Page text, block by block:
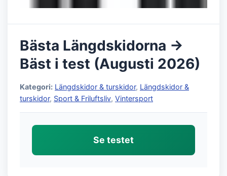
Bästa Längdskidorna →
Bäst i test (Augusti 2026)
Kategori: Längdskidor & turskidor, Längdskidor &
turskidor, Sport & Friluftsliv, Vintersport
Se testet